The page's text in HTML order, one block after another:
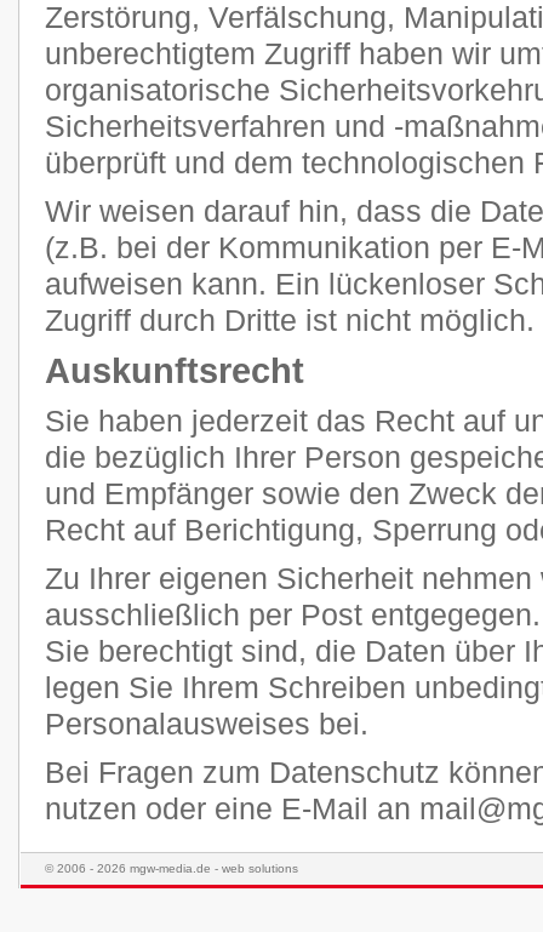
Zerstörung, Verfälschung,
unberechtigtem Zugriff haben wir
organisatorische
Sicherheitsverfahren und -
überprüft und dem technologischen
Wir weisen darauf hin, dass die
(z.B. bei der Kommunikation per E-
aufweisen kann. Ein lückenloser
Zugriff durch Dritte ist nicht möglich.
Auskunftsrecht
Sie haben jederzeit das Recht auf
die bezüglich Ihrer Person
und Empfänger sowie den Zweck
Recht auf Berichtigung, Sperrung
Zu Ihrer eigenen Sicherheit
ausschließlich per Post
Sie berechtigt sind, die Daten über
legen Sie Ihrem Schreiben
Personalausweises bei.
Bei Fragen zum Datenschutz
nutzen oder eine E-Mail an
© 2006 - 2026 mgw-media.de - web solutions